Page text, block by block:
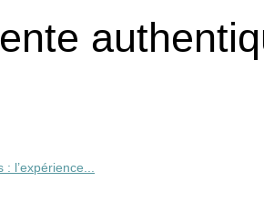
l’expérience...